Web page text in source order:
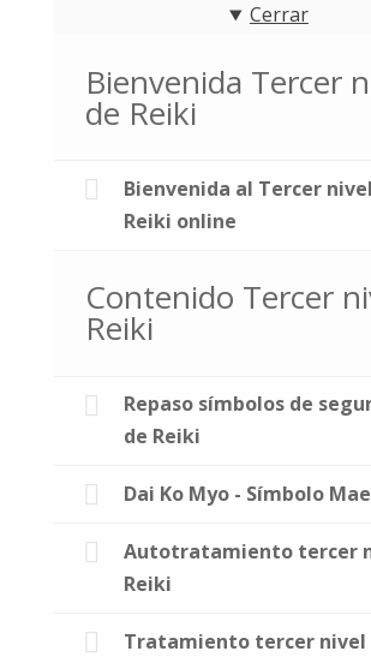
Cerrar
Bienvenida Tercer
de Reiki
Bienvenida al Tercer
Reiki online
Contenido Tercer
Reiki
Repaso símbolos de
de Reiki
Dai Ko Myo - Símbolo
Autotratamiento tercer
Reiki
Tratamiento tercer nivel